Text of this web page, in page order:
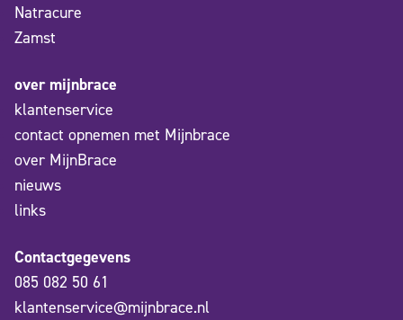
Natracure
Zamst
over mijnbrace
klantenservice
contact opnemen met Mijnbrace
over MijnBrace
nieuws
links
Contactgegevens
085 082 50 61
klantenservice@mijnbrace.nl